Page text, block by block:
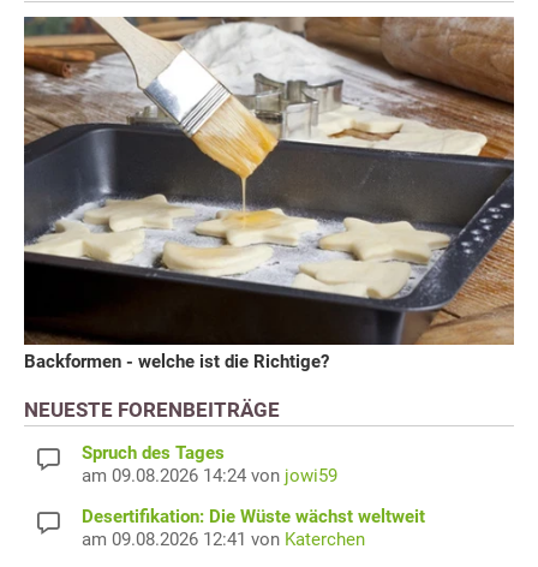
Backformen - welche ist die Richtige?
NEUESTE FORENBEITRÄGE
Spruch des Tages
am 09.08.2026 14:24 von jowi59
Desertifikation: Die Wüste wächst weltweit
am 09.08.2026 12:41 von Katerchen